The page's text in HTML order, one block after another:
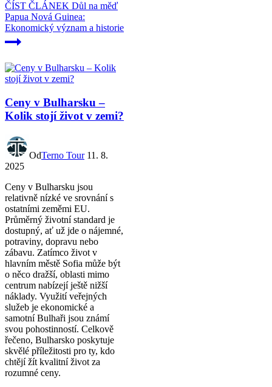
ČÍST ČLÁNEK Důl na měď
Papua Nová Guinea:
Ekonomický význam a historie
Ceny v Bulharsku –
Kolik stojí život v zemi?
OdTerno Tour 11. 8.
2025
Ceny v Bulharsku jsou
relativně nízké ve srovnání s
ostatními zeměmi EU.
Průměrný životní standard je
dostupný, ať už jde o nájemné,
potraviny, dopravu nebo
zábavu. Zatímco život v
hlavním městě Sofia může být
o něco dražší, oblasti mimo
centrum nabízejí ještě nižší
náklady. Využití veřejných
služeb je ekonomické a
samotní Bulhaři jsou známí
svou pohostinností. Celkově
řečeno, Bulharsko poskytuje
skvělé příležitosti pro ty, kdo
chtějí žít kvalitní život za
rozumné ceny.